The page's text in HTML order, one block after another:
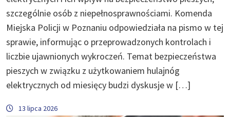
szczególnie osób z niepełnosprawnościami. Komenda
Miejska Policji w Poznaniu odpowiedziała na pismo w tej
sprawie, informując o przeprowadzonych kontrolach i
liczbie ujawnionych wykroczeń. Temat bezpieczeństwa
pieszych w związku z użytkowaniem hulajnóg
elektrycznych od miesięcy budzi dyskusje w […]
13 lipca 2026